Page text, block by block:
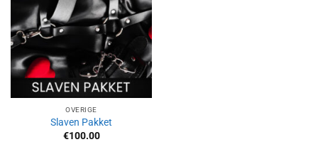
OVERIGE
Slaven Pakket
€100.00